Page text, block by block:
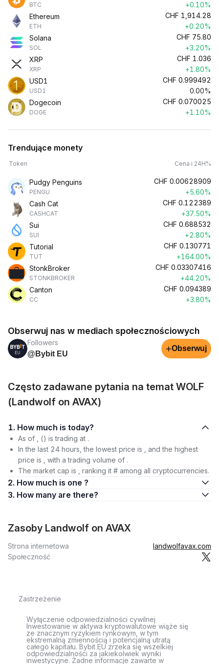
BTC
+0.10%
Ethereum
ETH
CHF 1,914.28
+0.20%
Solana
SOL
CHF 75.80
+3.20%
XRP
XRP
CHF 1.036
+1.80%
USD1
USD1
CHF 0.999492
0.00%
Dogecoin
DOGE
CHF 0.070025
+1.10%
Trendujące monety
Token Cena i 24H%
Pudgy Penguins
PENGU
CHF 0.00628909
+5.60%
Cash Cat
CASHCAT
CHF 0.122389
+37.50%
Sui
SUI
CHF 0.688532
+2.80%
Tutorial
TUT
CHF 0.130771
+164.00%
StonkBroker
STONKBROKER
CHF 0.03307416
+44.20%
Canton
CC
CHF 0.094389
+3.80%
Obserwuj nas w mediach społecznościowych
Followers
@Bybit EU
+Obserwuj
Często zadawane pytania na temat WOLF
(Landwolf on AVAX)
1. How much is today?
As of , () is trading at .
In the last 24 hours, the lowest price is , and the highest
price is , with a trading volume of .
The market cap is , ranking it # among all cryptocurrencies.
2. How much is one ?
3. How many are there?
Zasoby Landwolf on AVAX
Strona internetowa
landwolfavax.com
Społeczność
Zastrzeżenie
Wyłączenie odpowiedzialności cywilnej
Inwestowanie w aktywa kryptowalutowe wiąże się
ze znacznym ryzykiem rynkowym, w tym
ekstremalną zmiennością i potencjalną utratą
całego kapitału. Bybit EU zrzeka się wszelkiej
odpowiedzialności za jakiekolwiek wyniki
inwestycyjne. Żadne informacje zawarte w